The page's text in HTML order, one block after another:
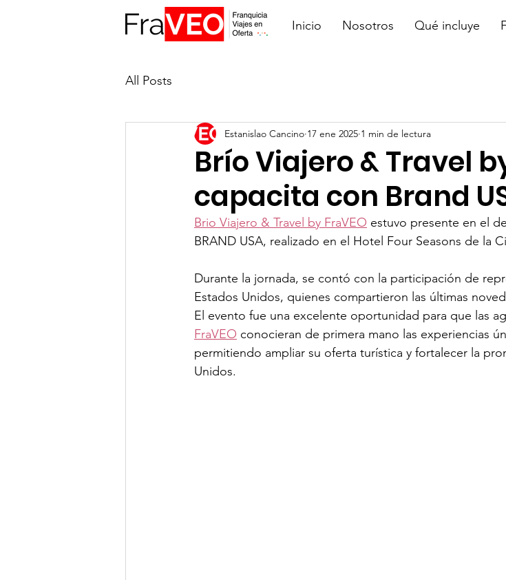
Inicio Nosotros Qué incluye
All Posts
Brío Viajero & Travel
capacita con Brand
Estanislao Cancino 17 ene 2025 1 min de lectura
Brio Viajero & Travel by FraVEO estuvo presente en el
BRAND USA, realizado en el Hotel Four Seasons de la
Durante la jornada, se contó con la participación de
Estados Unidos, quienes compartieron las últimas
El evento fue una excelente oportunidad para que las
FraVEO conocieran de primera mano las experiencias
permitiendo ampliar su oferta turística y fortalecer la
Unidos.